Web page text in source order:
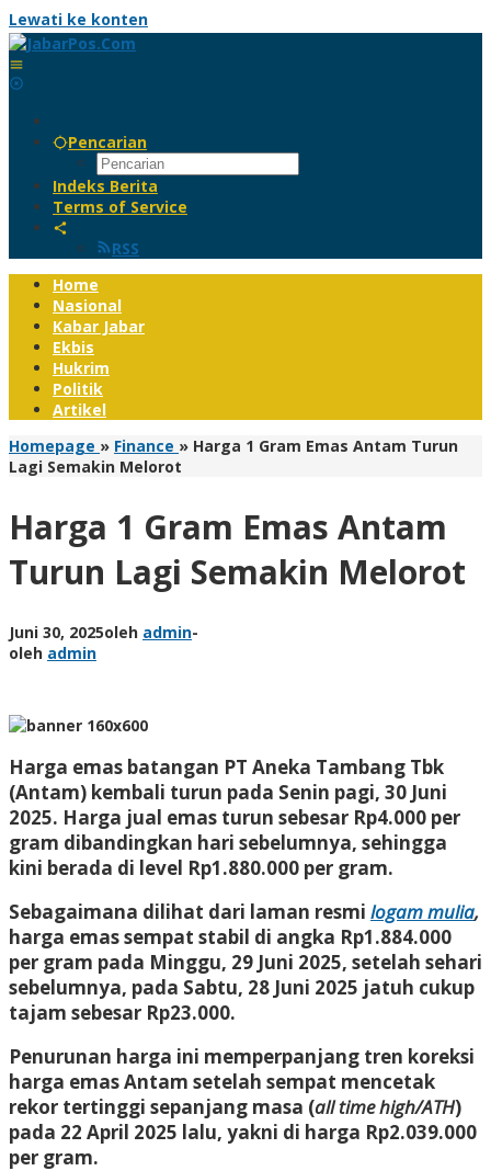
Lewati ke konten
Pencarian
Indeks Berita
Terms of Service
RSS
Home
Nasional
Kabar Jabar
Ekbis
Hukrim
Politik
Artikel
Homepage » Finance » Harga 1 Gram Emas Antam Turun
Lagi Semakin Melorot
Harga 1 Gram Emas Antam
Turun Lagi Semakin Melorot
Juni 30, 2025oleh admin-
oleh admin
Harga emas batangan PT Aneka Tambang Tbk
(Antam) kembali turun pada Senin pagi, 30 Juni
2025. Harga jual emas turun sebesar Rp4.000 per
gram dibandingkan hari sebelumnya, sehingga
kini berada di level Rp1.880.000 per gram.
Sebagaimana dilihat dari laman resmi logam mulia,
harga emas sempat stabil di angka Rp1.884.000
per gram pada Minggu, 29 Juni 2025, setelah sehari
sebelumnya, pada Sabtu, 28 Juni 2025 jatuh cukup
tajam sebesar Rp23.000.
Penurunan harga ini memperpanjang tren koreksi
harga emas Antam setelah sempat mencetak
rekor tertinggi sepanjang masa (all time high/ATH)
pada 22 April 2025 lalu, yakni di harga Rp2.039.000
per gram.